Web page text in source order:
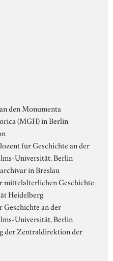
den Monumenta
(MGH) in Berlin
für Geschichte an der
Universität. Berlin
in Breslau
mittelalterlichen Geschichte
Heidelberg
Geschichte an der
Universität, Berlin
der Zentraldirektion der